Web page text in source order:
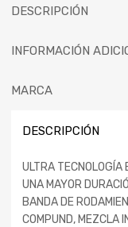
DESCRIPCIÓN
INFORMACIÓN
MARCA
DESCRIPCIÓN
ULTRA TECNOLOGÍA
UNA MAYOR
BANDA DE
COMPUND, MEZCLA